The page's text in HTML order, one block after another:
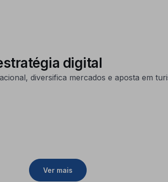
digital
diversifica mercados e aposta em
Ver mais